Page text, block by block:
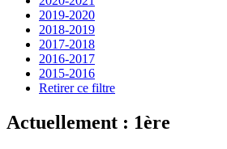
2019-2020
2018-2019
2017-2018
2016-2017
2015-2016
Retirer ce filtre
Actuellement : 1ère